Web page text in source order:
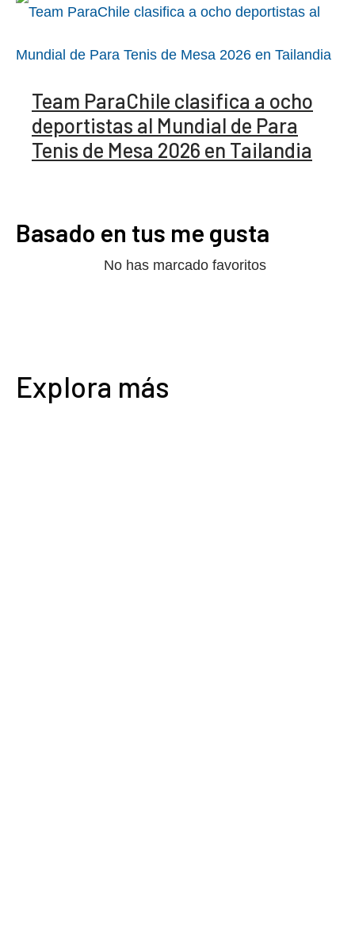
Team ParaChile clasifica a ocho
deportistas al Mundial de Para
Tenis de Mesa 2026 en Tailandia
Basado en tus me gusta
No has marcado favoritos
Explora más